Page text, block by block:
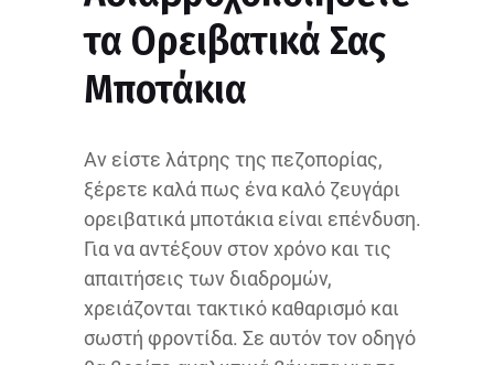
τα Ορειβατικά Σας
Μποτάκια
Αν είστε λάτρης της πεζοπορίας,
ξέρετε καλά πως ένα καλό ζευγάρι
ορειβατικά μποτάκια είναι επένδυση.
Για να αντέξουν στον χρόνο και τις
απαιτήσεις των διαδρομών,
χρειάζονται τακτικό καθαρισμό και
σωστή φροντίδα. Σε αυτόν τον οδηγό